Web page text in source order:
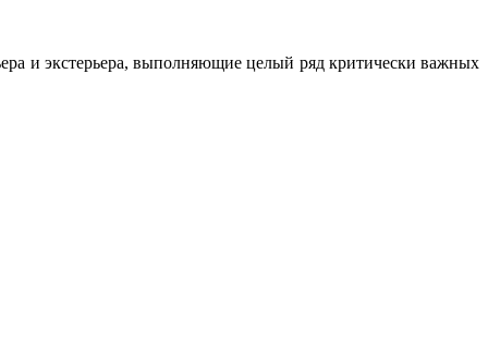
и экстерьера, выполняющие целый ряд критически важных